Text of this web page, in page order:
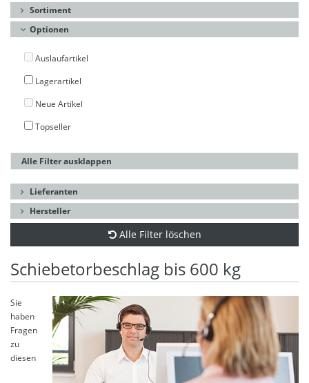
Sortiment
Optionen
Auslaufartikel
Lagerartikel
Neue Artikel
Topseller
Alle Filter ausklappen
Lieferanten
Hersteller
Alle Filter löschen
Schiebetorbeschlag bis 600 kg
Sie
haben
Fragen
zu
diesen